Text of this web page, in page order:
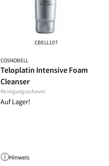
CBELL107
COSNOBELL
Teloplatin Intensive Foam
Cleanser
Reinigungsschaum
Auf Lager!
Hinweis